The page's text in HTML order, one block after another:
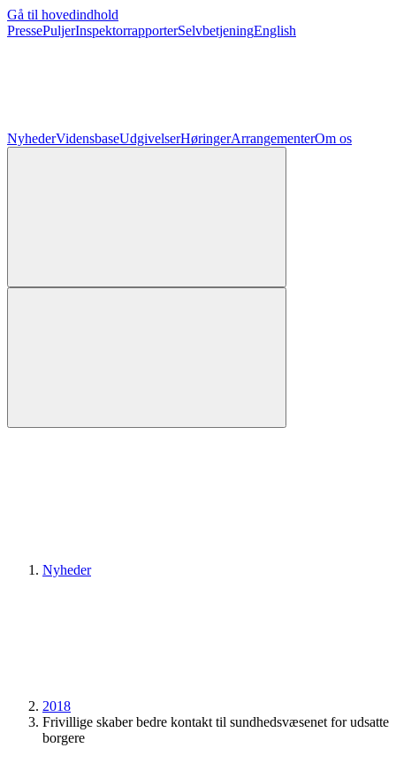
Gå til hovedindhold
PressePuljerInspektorrapporterSelvbetjeningEnglish
NyhederVidensbaseUdgivelserHøringerArrangementerOm os
Nyheder
2018
Frivillige skaber bedre kontakt til sundhedsvæsenet for udsatte
borgere